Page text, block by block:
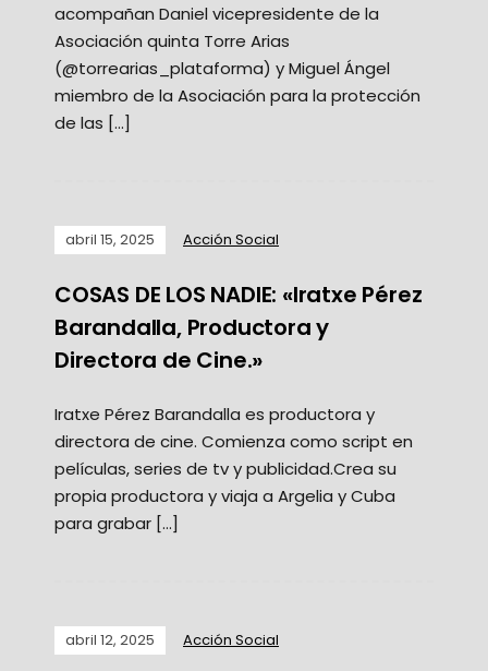
acompañan Daniel vicepresidente de la
Asociación quinta Torre Arias
(@torrearias_plataforma) y Miguel Ángel
miembro de la Asociación para la protección
de las […]
abril 15, 2025 Acción Social
COSAS DE LOS NADIE: «Iratxe Pérez
Barandalla, Productora y
Directora de Cine.»
Iratxe Pérez Barandalla es productora y
directora de cine. Comienza como script en
películas, series de tv y publicidad.Crea su
propia productora y viaja a Argelia y Cuba
para grabar […]
abril 12, 2025 Acción Social